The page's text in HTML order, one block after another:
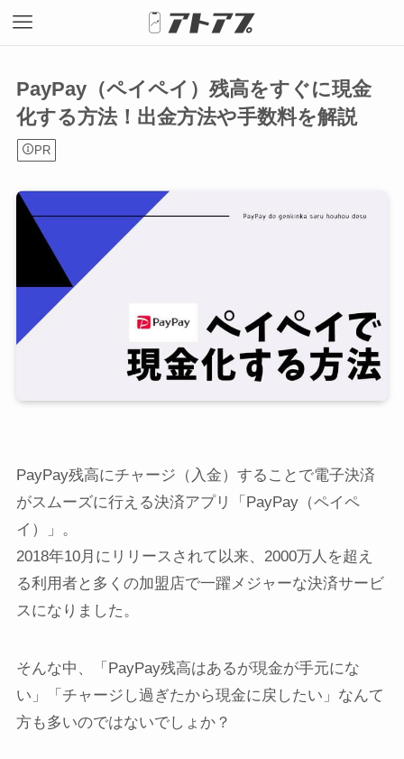
PayPay（ペイペイ）残高をすぐに現金
化する方法！出金方法や手数料を解説
PR
PayPay残高にチャージ（入金）することで電子決済
がスムーズに行える決済アプリ「PayPay（ペイペ
イ）」。
2018年10月にリリースされて以来、2000万人を超え
る利用者と多くの加盟店で一躍メジャーな決済サービ
スになりました。
そんな中、「PayPay残高はあるが現金が手元にな
い」「チャージし過ぎたから現金に戻したい」なんて
方も多いのではないでしょか？